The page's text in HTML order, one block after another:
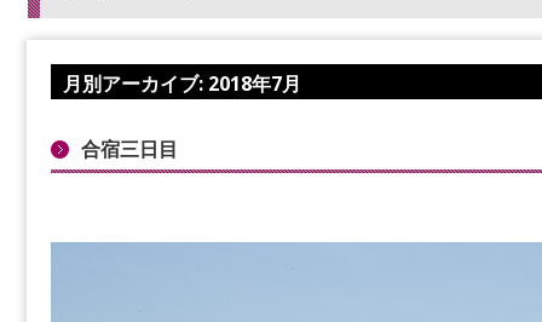
月別アーカイブ: 2018年7月
合宿三日目